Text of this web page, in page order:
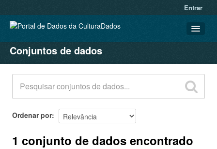
Entrar
CONJUNTOS DE DADOS
ORGANIZAÇÕES
GRUPOS
SOBRE
Conjuntos de dados
Ordenar por
1 conjunto de dados encontrado